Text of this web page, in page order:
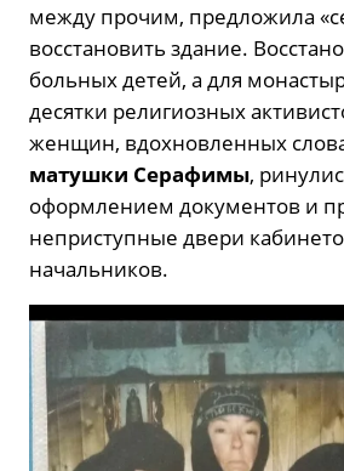
между прочим, предложила
восстановить здание.
больных детей, а для
десятки религиозных
женщин, вдохновленных
матушки Серафимы,
оформлением документов и
неприступные двери
начальников.